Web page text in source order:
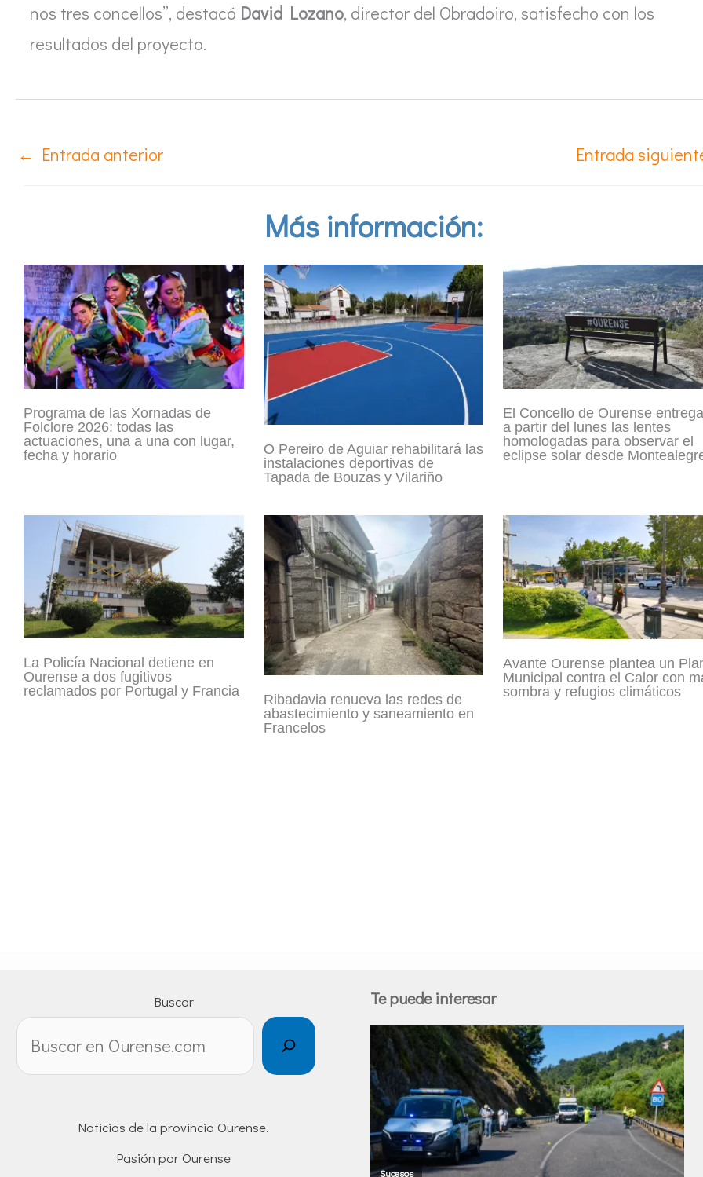
nos tres concellos”, destacó David Lozano, director del Obradoiro, satisfecho con los
resultados del proyecto.
← Entrada anterior Entrada
Más información:
Programa de las Xornadas de
Folclore 2026: todas las
actuaciones, una a una con lugar,
fecha y horario
O Pereiro de Aguiar rehabilitará las
instalaciones deportivas de
Tapada de Bouzas y Vilariño
El Concello de Ourense
a partir del lunes las lentes
homologadas para observar el
eclipse solar desde
La Policía Nacional detiene en
Ourense a dos fugitivos
reclamados por Portugal y Francia
Ribadavia renueva las redes de
abastecimiento y saneamiento en
Francelos
Avante Ourense plantea un
Municipal contra el Calor con
sombra y refugios climáticos
Buscar
Noticias de la provincia Ourense.
Pasión por Ourense
Te puede interesar